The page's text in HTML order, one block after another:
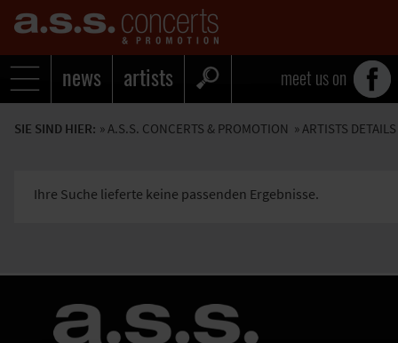
news artists meet us on
SIE SIND HIER: »A.S.S. CONCERTS & PROMOTION » ARTISTS DETAILS
Ihre Suche lieferte keine passenden Ergebnisse.